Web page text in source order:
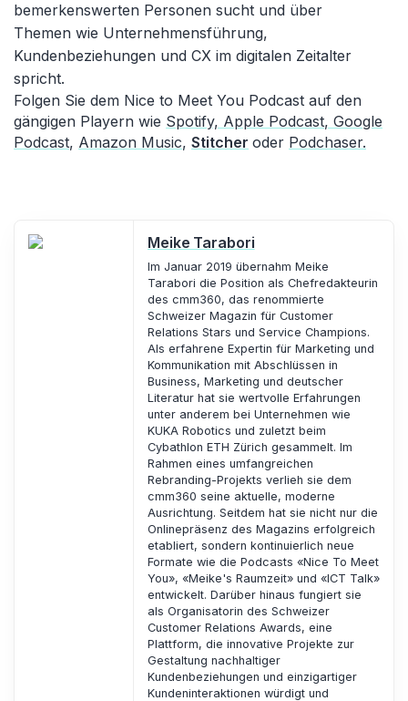
bemerkenswerten Personen sucht und über
Themen wie Unternehmensführung,
Kundenbeziehungen und CX im digitalen Zeitalter
spricht.
Folgen Sie dem Nice to Meet You Podcast auf den
gängigen Playern wie Spotify, Apple Podcast, Google
Podcast, Amazon Music, Stitcher oder Podchaser.
Meike Tarabori
Im Januar 2019 übernahm Meike
Tarabori die Position als Chefredakteurin
des cmm360, das renommierte
Schweizer Magazin für Customer
Relations Stars und Service Champions.
Als erfahrene Expertin für Marketing und
Kommunikation mit Abschlüssen in
Business, Marketing und deutscher
Literatur hat sie wertvolle Erfahrungen
unter anderem bei Unternehmen wie
KUKA Robotics und zuletzt beim
Cybathlon ETH Zürich gesammelt. Im
Rahmen eines umfangreichen
Rebranding-Projekts verlieh sie dem
cmm360 seine aktuelle, moderne
Ausrichtung. Seitdem hat sie nicht nur die
Onlinepräsenz des Magazins erfolgreich
etabliert, sondern kontinuierlich neue
Formate wie die Podcasts «Nice To Meet
You», «Meike's Raumzeit» und «ICT Talk»
entwickelt. Darüber hinaus fungiert sie
als Organisatorin des Schweizer
Customer Relations Awards, eine
Plattform, die innovative Projekte zur
Gestaltung nachhaltiger
Kundenbeziehungen und einzigartiger
Kundeninteraktionen würdigt und